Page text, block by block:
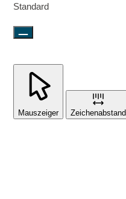
Standard
Mauszeiger Zeichenabstand